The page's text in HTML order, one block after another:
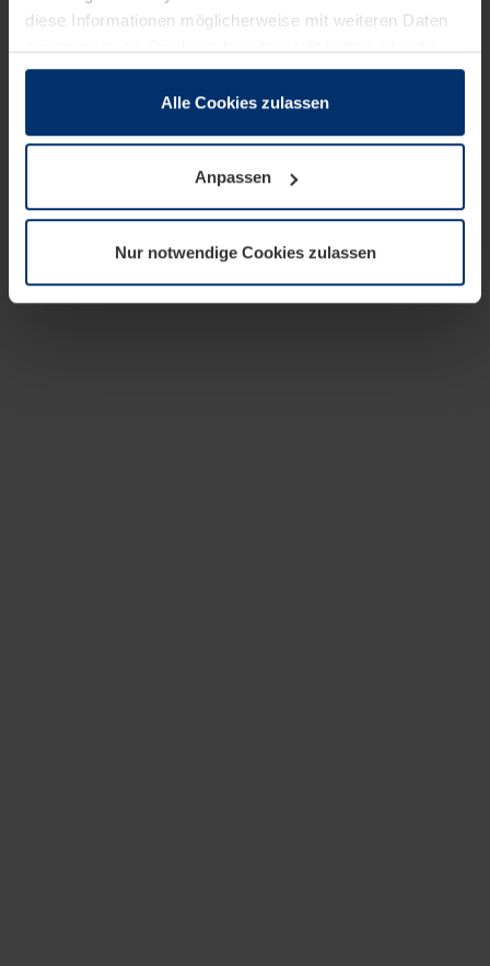
diese Informationen möglicherweise mit weiteren Daten
sie im Rahmen Ihrer Nutzung der Dienste gesammelt
wenn diese für den Betrieb dieser Seite unbedingt
notwendig sind. Für alle anderen Cookie-Typen benötigen
wir Ihre Erlaubnis. Ihre Einwilligung können Sie jederzeit
Datenschutzerklärungunserer Website ändern oder
widerrufen.
Alle Cookies zulassen
Anpassen
Nur notwendige Cookies zulassen